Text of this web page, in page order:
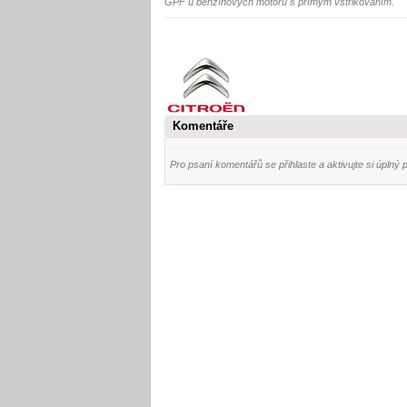
Komentáře
Pro psaní komentářů se přihlaste a aktivujte si úplný